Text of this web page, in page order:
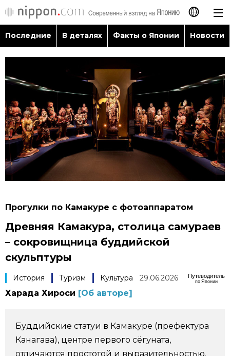
日本語
简体字
繁體字
Français
Español
Последние
В деталях
Факты о Японии
Фото/Видео
Разделы
Блог
Японский язык
Последние В деталях Факты о Японии Новости
Прогулки по Камакуре с фотоаппаратом
Древняя Камакура, столица самураев
– сокровищница буддийской
скульптуры
Путеводитель
по Японии
История Туризм Культура 29.06.2026
Харада Хироси [Об авторе]
Буддийские статуи в Камакуре (префектура
Канагава), центре первого сёгуната,
отличаются простотой и выразительностью.